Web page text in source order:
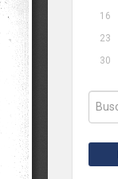
16
23
30